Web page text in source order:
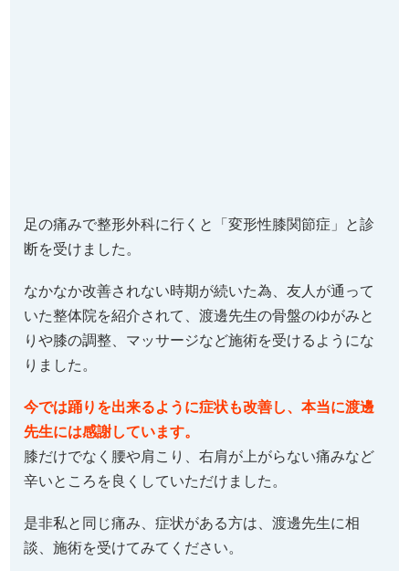
足の痛みで整形外科に行くと「変形性膝関節症」と診
断を受けました。
なかなか改善されない時期が続いた為、友人が通って
いた整体院を紹介されて、渡邊先生の骨盤のゆがみと
りや膝の調整、マッサージなど施術を受けるようにな
りました。
今では踊りを出来るように症状も改善し、本当に渡邊
先生には感謝しています。
膝だけでなく腰や肩こり、右肩が上がらない痛みなど
辛いところを良くしていただけました。
是非私と同じ痛み、症状がある方は、渡邊先生に相
談、施術を受けてみてください。